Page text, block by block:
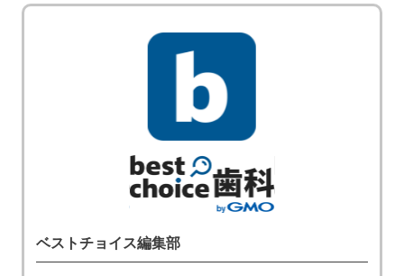
ベストチョイス編集部